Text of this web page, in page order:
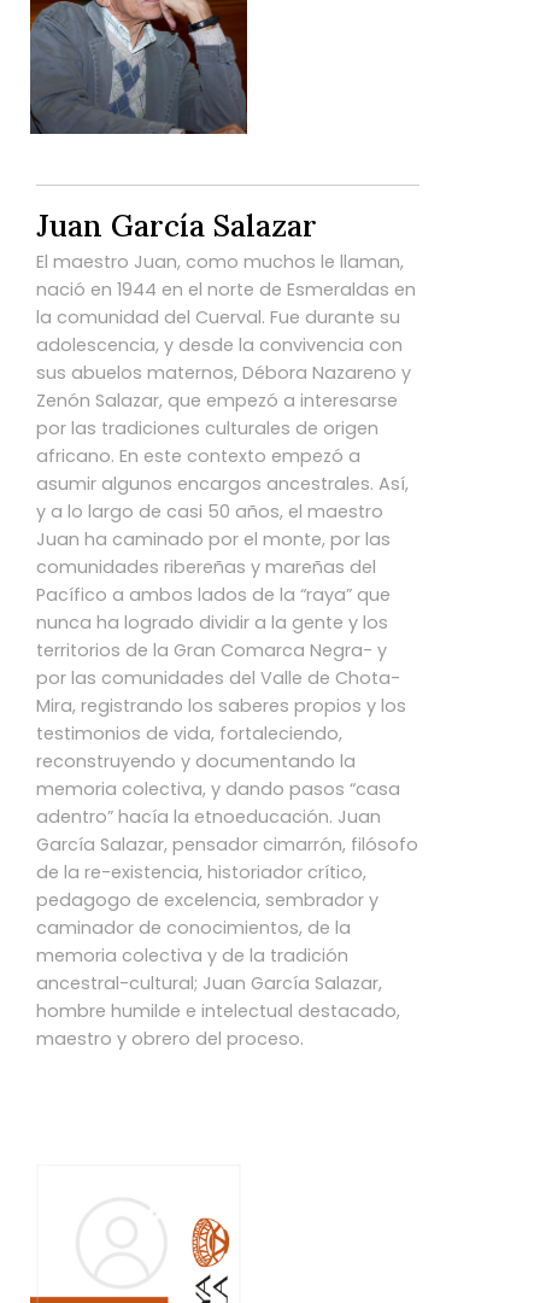
Juan García Salazar
El maestro Juan, como muchos le llaman,
nació en 1944 en el norte de Esmeraldas en
la comunidad del Cuerval. Fue durante su
adolescencia, y desde la convivencia con
sus abuelos maternos, Débora Nazareno y
Zenón Salazar, que empezó a interesarse
por las tradiciones culturales de origen
africano. En este contexto empezó a
asumir algunos encargos ancestrales. Así,
y a lo largo de casi 50 años, el maestro
Juan ha caminado por el monte, por las
comunidades ribereñas y mareñas del
Pacífico a ambos lados de la “raya” que
nunca ha logrado dividir a la gente y los
territorios de la Gran Comarca Negra- y
por las comunidades del Valle de Chota-
Mira, registrando los saberes propios y los
testimonios de vida, fortaleciendo,
reconstruyendo y documentando la
memoria colectiva, y dando pasos “casa
adentro” hacía la etnoeducación. Juan
García Salazar, pensador cimarrón, filósofo
de la re-existencia, historiador crítico,
pedagogo de excelencia, sembrador y
caminador de conocimientos, de la
memoria colectiva y de la tradición
ancestral-cultural; Juan García Salazar,
hombre humilde e intelectual destacado,
maestro y obrero del proceso.